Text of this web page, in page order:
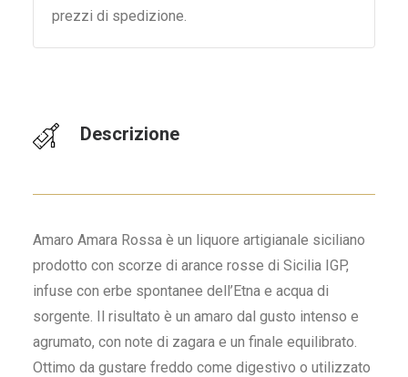
prezzi di spedizione.
Descrizione
Amaro Amara Rossa è un liquore artigianale siciliano
prodotto con scorze di arance rosse di Sicilia IGP,
infuse con erbe spontanee dell’Etna e acqua di
sorgente. Il risultato è un amaro dal gusto intenso e
agrumato, con note di zagara e un finale equilibrato.
Ottimo da gustare freddo come digestivo o utilizzato